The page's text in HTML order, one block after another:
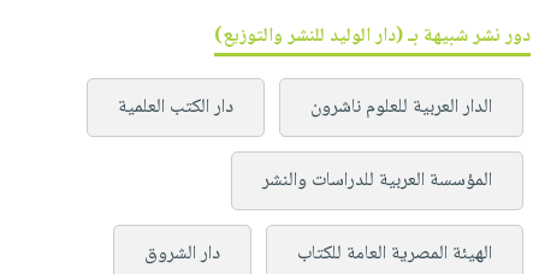
دور نشر شبيهة بـ (دار الوليد للنشر والتوزيع)
الدار العربية للعلوم ناشرون دار الكتب العلمية
المؤسسة العربية للدراسات والنشر
الهيئة المصرية العامة للكتاب دار الشروق